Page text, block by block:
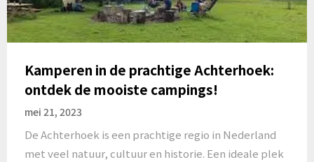
Kamperen in de prachtige Achterhoek:
ontdek de mooiste campings!
mei 21, 2023
De Achterhoek is een prachtige regio in Nederland
met veel natuur, cultuur en historie. Een ideale plek